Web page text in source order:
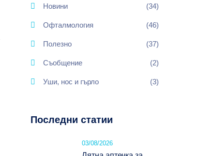
Новини (34)
Офталмология (46)
Полезно (37)
Съобщение (2)
Уши, нос и гърло (3)
Последни статии
03/08/2026